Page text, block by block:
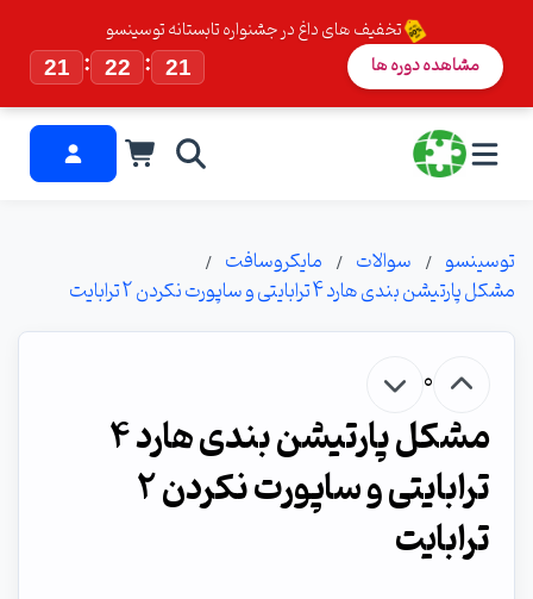
تخفیف های داغ در جشنواره تابستانه توسینسو
21
: 22 : 20 مشاهده دوره ها
توسینسو سوالات
مایکروسافت
مشکل پارتیشن بندی هارد 4 ترابایتی و ساپورت نکردن 2 ترابایت
0
مشکل پارتیشن بندی هارد 4
ترابایتی و ساپورت نکردن 2
ترابایت